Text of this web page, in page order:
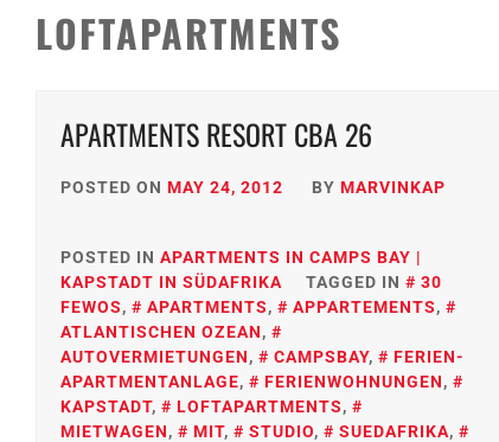
LOFTAPARTMENTS
APARTMENTS RESORT CBA 26
POSTED ON MAY 24, 2012 BY MARVINKAP
POSTED IN APARTMENTS IN CAMPS BAY |
KAPSTADT IN SÜDAFRIKA
TAGGED IN
30
FEWOS, APARTMENTS, APPARTEMENTS,
ATLANTISCHEN OZEAN,
AUTOVERMIETUNGEN, CAMPSBAY,
FERIEN-
APARTMENTANLAGE, FERIENWOHNUNGEN,
KAPSTADT, LOFTAPARTMENTS,
MIETWAGEN, MIT, STUDIO, SUEDAFRIKA,